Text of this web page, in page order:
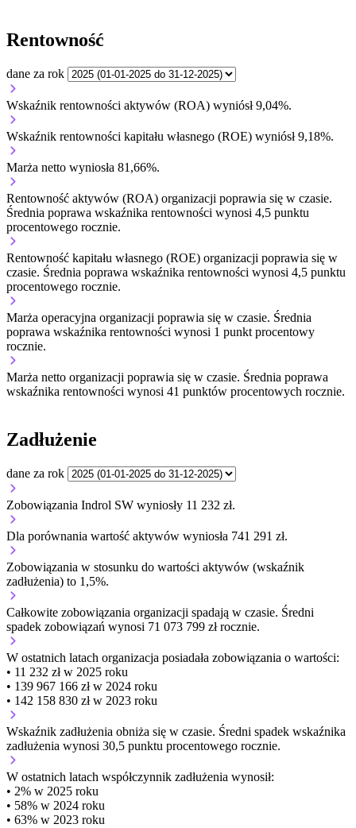
Rentowność
dane za rok
Wskaźnik rentowności aktywów (ROA) wyniósł 9,04%.
Wskaźnik rentowności kapitału własnego (ROE) wyniósł 9,18%.
Marża netto wyniosła 81,66%.
Rentowność aktywów (ROA) organizacji poprawia się w czasie.
Średnia poprawa wskaźnika rentowności wynosi 4,5 punktu
procentowego rocznie.
Rentowność kapitału własnego (ROE) organizacji poprawia się w
czasie. Średnia poprawa wskaźnika rentowności wynosi 4,5 punktu
procentowego rocznie.
Marża operacyjna organizacji poprawia się w czasie. Średnia
poprawa wskaźnika rentowności wynosi 1 punkt procentowy
rocznie.
Marża netto organizacji poprawia się w czasie. Średnia poprawa
wskaźnika rentowności wynosi 41 punktów procentowych rocznie.
Zadłużenie
dane za rok
Zobowiązania Indrol SW wyniosły 11 232 zł.
Dla porównania wartość aktywów wyniosła 741 291 zł.
Zobowiązania w stosunku do wartości aktywów (wskaźnik
zadłużenia) to 1,5%.
Całkowite zobowiązania organizacji spadają w czasie. Średni
spadek zobowiązań wynosi 71 073 799 zł rocznie.
W ostatnich latach organizacja posiadała zobowiązania o wartości:
• 11 232 zł w 2025 roku
• 139 967 166 zł w 2024 roku
• 142 158 830 zł w 2023 roku
Wskaźnik zadłużenia obniża się w czasie. Średni spadek wskaźnika
zadłużenia wynosi 30,5 punktu procentowego rocznie.
W ostatnich latach współczynnik zadłużenia wynosił:
• 2% w 2025 roku
• 58% w 2024 roku
• 63% w 2023 roku